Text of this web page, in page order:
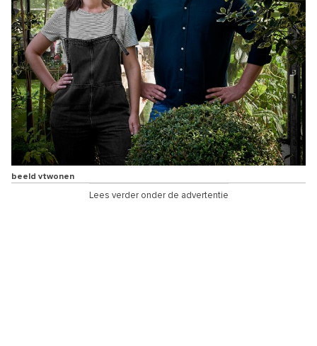
beeld vtwonen
Lees verder onder de advertentie